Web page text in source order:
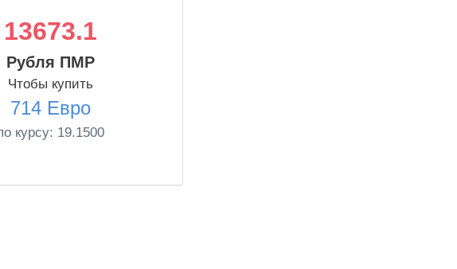
13673.1
Рубля ПМР
Чтобы купить
714 Евро
курсу: 19.1500